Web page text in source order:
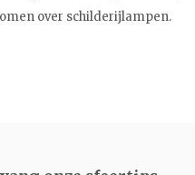
over schilderijlampen.